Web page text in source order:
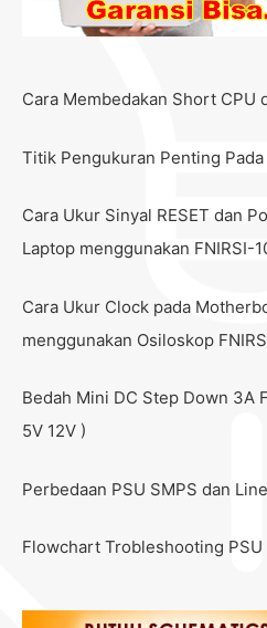
Cara Membedakan Short CPU
Titik Pengukuran Penting
Cara Ukur Sinyal RESET dan
Laptop menggunakan FNIRSI-
Cara Ukur Clock pada
menggunakan Osiloskop
Bedah Mini DC Step Down 3A
5V 12V )
Perbedaan PSU SMPS dan
Flowchart Trobleshooting PSU